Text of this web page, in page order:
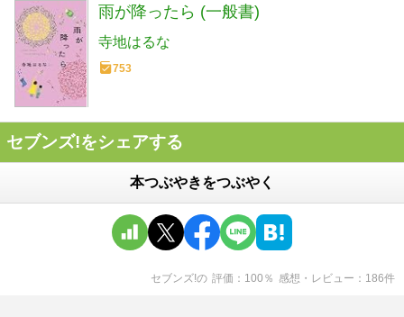
雨が降ったら (一般書)
寺地はるな
753
セブンズ!をシェアする
本つぶやきをつぶやく
セブンズ!の 評価 100 ％ 感想・レビュー 186件